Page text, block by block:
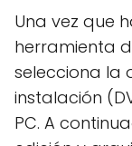
Una vez que
herramienta
selecciona la
instalación
PC. A